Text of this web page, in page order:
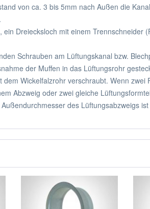
von ca. 3 bis 5mm nach Außen die
Dreiecksloch mit einem Trennschneider
Schrauben am Lüftungskanal bzw.
der Muffen in das Lüftungsrohr
Wickelfalzrohr verschraubt. Wenn zwei
Abzweig oder zwei gleiche
Außendurchmesser des Lüftungsabzweigs